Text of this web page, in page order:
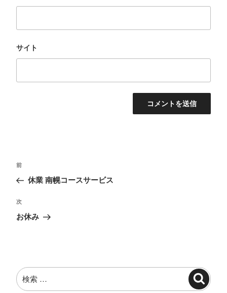
サイト
投
ビ
ゲ
ン
過
去
投
前
休業 南幌コースサービス
次
の
次
お休み
検
索:
検
索